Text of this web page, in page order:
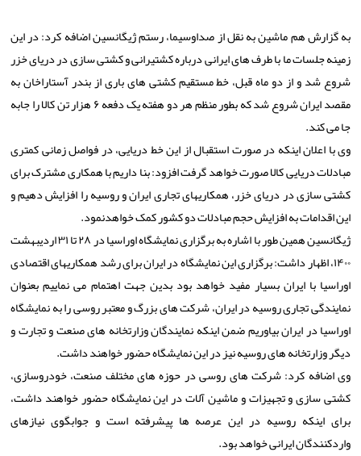
به گزارش هم ماشین به نقل از صداوسیما، رستم ژیگانسین اضافه کرد: در این
زمینه جلسات ما با طرف های ایرانی درباره کشتیرانی و کشتی سازی در دریای خزر
شروع شد و از دو ماه قبل، خط مستقیم کشتی های باری از بندر آستاراخان به
مقصد ایران شروع شد که بطور منظم هر دو هفته یک دفعه ۶ هزار تن کالا را جابه
جا می کند.
وی با اعلان اینکه در صورت استقبال از این خط دریایی، در فواصل زمانی کمتری
مبادلات دریایی کالا صورت خواهد گرفت افزود: بنا داریم با همکاری مشترک برای
کشتی سازی در دریای خزر، همکاریهای تجاری ایران و روسیه را افزایش دهیم و
این اقدامات به افزایش حجم مبادلات دو کشور کمک خواهدنمود.
ژیگانسین همین طور با اشاره به برگزاری نمایشگاه اوراسیا در ۲۸ تا ۳۱ اردیبهشت
۱۴۰۰، اظهار داشت: برگزاری این نمایشگاه در ایران برای رشد همکاریهای اقتصادی
اوراسیا با ایران بسیار مفید خواهد بود بدین جهت اهتمام می نماییم بعنوان
نمایندگی تجاری روسیه در ایران، شرکت های بزرگ و معتبر روسی را به نمایشگاه
اوراسیا در ایران بیاوریم ضمن اینکه نمایندگان وزارتخانه های صنعت و تجارت و
دیگر وزارتخانه های روسیه نیز در این نمایشگاه حضور خواهند داشت.
وی اضافه کرد: شرکت های روسی در حوزه های مختلف صنعت، خودروسازی،
کشتی سازی و تجهیزات و ماشین آلات در این نمایشگاه حضور خواهند داشت،
برای اینکه روسیه در این عرصه ها پیشرفته است و جوابگوی نیازهای
واردکنندگان ایرانی خواهد بود.